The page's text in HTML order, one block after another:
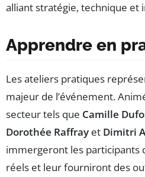
alliant stratégie, technique et
Apprendre en
Les ateliers pratiques
majeur de l’événement.
secteur tels que Camille
Dorothée Raffray et Dimitri
immergeront les participants
réels et leur fourniront des